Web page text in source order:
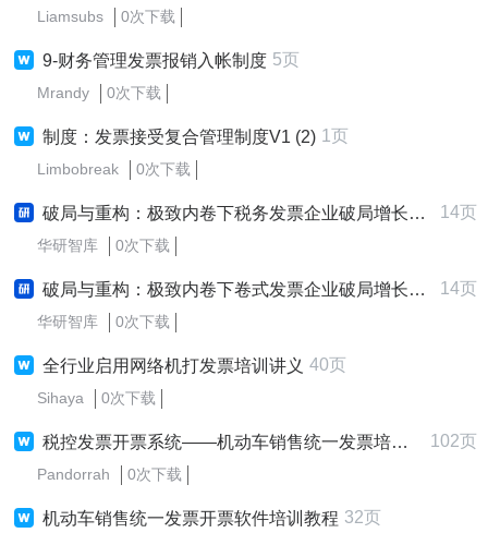
Liamsubs 0次下载
9-财务管理发票报销入帐制度 5页
Mrandy 0次下载
制度：发票接受复合管理制度V1 (2) 1页
Limbobreak 0次下载
破局与重构：极致内卷下税务发票企业破局增长战略研究报告 (2025-2030版) 14页
华研智库 0次下载
破局与重构：极致内卷下卷式发票企业破局增长战略研究报告 (2025-2030版) 14页
华研智库 0次下载
全行业启用网络机打发票培训讲义 40页
Sihaya 0次下载
税控发票开票系统――机动车销售统一发票培训教程 102页
Pandorrah 0次下载
机动车销售统一发票开票软件培训教程 32页